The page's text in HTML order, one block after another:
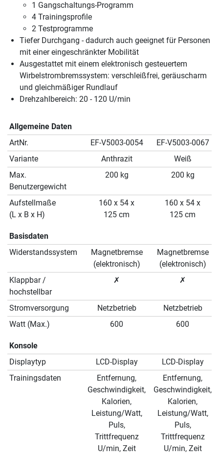
1 Gangschaltungs-Programm
4 Trainingsprofile
2 Testprogramme
Tiefer Durchgang - dadurch auch geeignet für Personen
mit einer eingeschränkter Mobilität
Ausgestattet mit einem elektronisch gesteuertem
Wirbelstrombremssystem: verschleißfrei, geräuscharm
und gleichmäßiger Rundlauf
Drehzahlbereich: 20 - 120 U/min
Allgemeine Daten
ArtNr.
EF-V5003-0054
EF-V5003-0067
Variante
Anthrazit
Weiß
Max.
Benutzergewicht
200 kg 200 kg
Aufstellmaße
(L x B x H)
160 x 54 x
125 cm
160 x 54 x
125 cm
Basisdaten
Widerstandssystem
Magnetbremse
(elektronisch)
Magnetbremse
(elektronisch)
Klappbar /
hochstellbar
✗ ✗
Stromversorgung Netzbetrieb
Netzbetrieb
Watt (Max.)
600 600
Konsole
Displaytyp
LCD-Display
LCD-Display
Trainingsdaten
Entfernung,
Geschwindigkeit,
Kalorien,
Leistung/Watt,
Puls,
Trittfrequenz
U/min, Zeit
Entfernung,
Geschwindigkeit,
Kalorien,
Leistung/Watt,
Puls,
Trittfrequenz
U/min, Zeit